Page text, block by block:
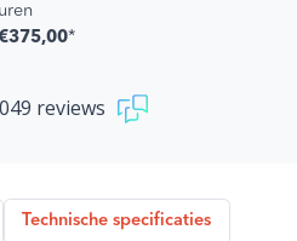
*
reviews
Technische specificaties